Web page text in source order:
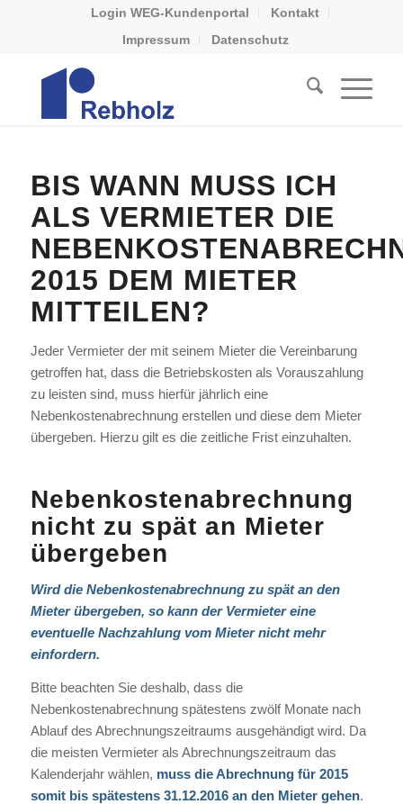
Login WEG-Kundenportal
Kontakt
Impressum
Datenschutz
BIS WANN MUSS ICH
ALS VERMIETER DIE
2015 DEM MIETER
MITTEILEN?
Jeder Vermieter der mit seinem Mieter die Vereinbarung
getroffen hat, dass die Betriebskosten als Vorauszahlung
zu leisten sind, muss hierfür jährlich eine
Nebenkostenabrechnung erstellen und diese dem Mieter
übergeben. Hierzu gilt es die zeitliche Frist einzuhalten.
Nebenkostenabrechnung
nicht zu spät an Mieter
übergeben
Wird die Nebenkostenabrechnung zu spät an den
Mieter übergeben, so kann der Vermieter eine
eventuelle Nachzahlung vom Mieter nicht mehr
einfordern.
Bitte beachten Sie deshalb, dass die
Nebenkostenabrechnung spätestens zwölf Monate nach
Ablauf des Abrechnungszeitraums ausgehändigt wird. Da
die meisten Vermieter als Abrechnungszeitraum das
Kalenderjahr wählen, muss die Abrechnung für 2015
somit bis spätestens 31.12.2016 an den Mieter gehen.